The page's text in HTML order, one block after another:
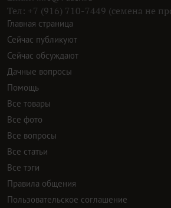
Тел: +7 (916) 710-7449 (семена не
Главная страница
Сейчас публикуют
Сейчас обсуждают
Дачные вопросы
Помощь
Все товары
Все фото
Все вопросы
Все статьи
Все тэги
Правила общения
Пользовательское соглашение